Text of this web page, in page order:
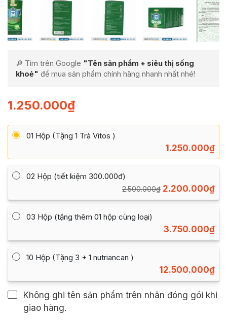
🔎 Tìm trên Google "Tên sản phẩm + siêu thị sống
khoẻ" để mua sản phẩm chính hãng nhanh nhất nhé!
1.250.000₫
01 Hộp (Tặng 1 Trà Vitos )
1.250.000₫
02 Hộp (tiết kiệm 300.000đ)
2.500.000₫ 2.200.000₫
03 Hộp (tặng thêm 01 hộp cùng loại)
3.750.000₫
10 Hộp (Tặng 3 + 1 nutriancan )
12.500.000₫
Không ghi tên sản phẩm trên nhãn đóng gói khi
giao hàng.